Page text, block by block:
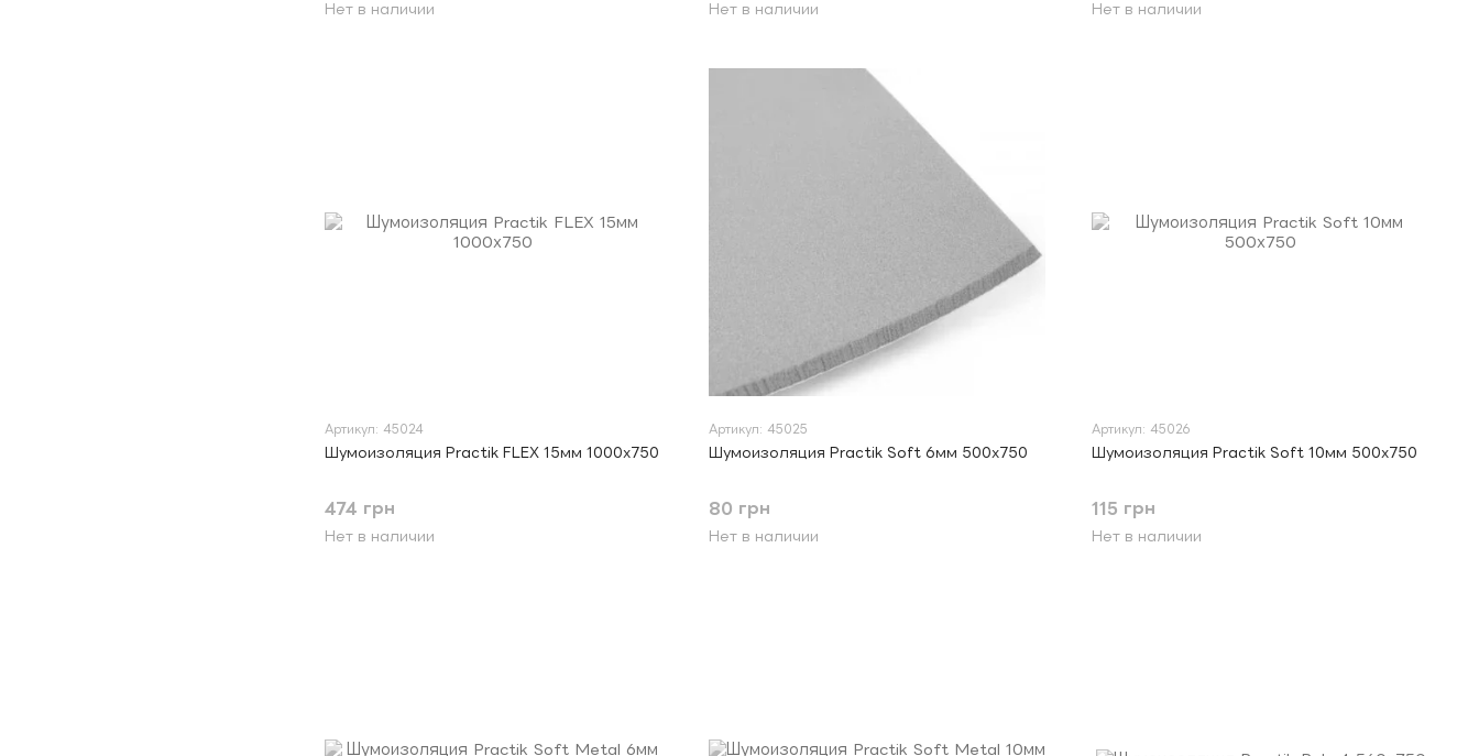
Нет в наличии Нет в наличии Нет в наличии
Артикул: 45024
Шумоизоляция Practik FLEX 15мм 1000х750
474 грн
Нет в наличии
Артикул: 45025
Шумоизоляция Practik Soft 6мм 500х750
80 грн
Нет в наличии
Артикул: 45026
Шумоизоляция Practik Soft 10мм 500х750
115 грн
Нет в наличии